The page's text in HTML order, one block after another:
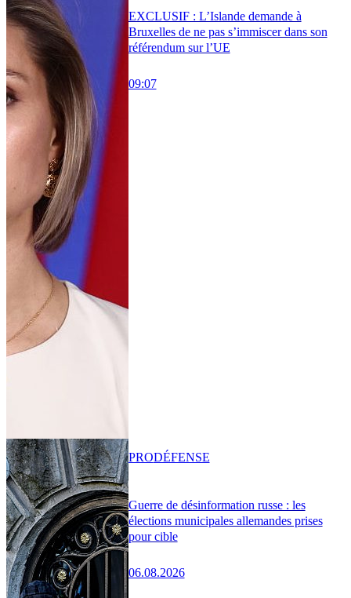
EXCLUSIF : L’Islande demande à
Bruxelles de ne pas s’immiscer dans son
référendum sur l’UE
09:07
Guerre de désinformation russe : les
élections municipales allemandes prises
pour cible
06.08.2026
PRODÉFENSE